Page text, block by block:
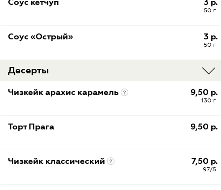
3 р.
50 г
Соус кетчуп
3 р.
50 г
Соус «Острый»
Десерты
9,50 р.
130 г
Чизкейк арахис карамель
9,50 р.
Торт Прага
7,50 р.
97/5
Чизкейк классический